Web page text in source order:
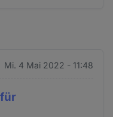
Mi. 4 Mai 2022 - 11:48